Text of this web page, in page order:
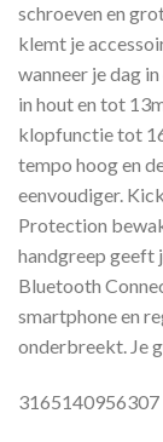
schroeven en
klemt je
wanneer je dag
in hout en tot
klopfunctie tot
tempo hoog en
eenvoudiger.
Protection
handgreep geeft
Bluetooth
smartphone en
onderbreekt. Je
3165140956307